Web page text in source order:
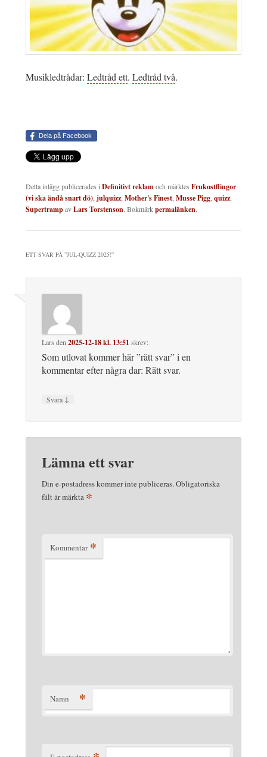
Musikledtrådar: Ledtråd ett. Ledtråd två.
Dela på Facebook
Detta inlägg publicerades iDefinitivt reklamoch märktes Frukostflingor
(vi ska ändå snart dö),julquizz,Mother's Finest,Musse Pigg,quizz,
SupertrampavLars Torstenson. Bokmärkpermalänken.
ETT SVAR PÅ ”JUL-QUIZZ 2025!”
Lars den2025-12-18 kl. 13:51 skrev:
Som utlovat kommer här ”rätt svar” i en
kommentar efter några dar: Rätt svar.
Svara ↓
Lämna ett svar
Din e-postadress kommer inte publiceras.Obligatoriska
fält är märkta *
Kommentar *
Namn *